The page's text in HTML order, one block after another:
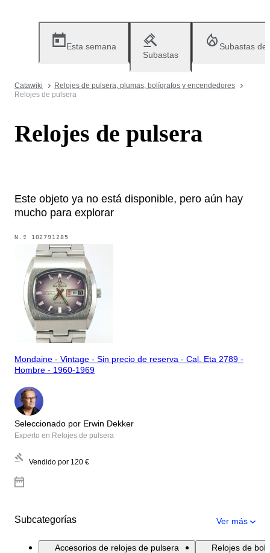
Esta semana
Subastas
Subastas
Catawiki
Relojes de pulsera, plumas, bolígrafos y encendedores
Relojes de pulsera
Relojes de pulsera
Este objeto ya no está disponible, pero aún hay
mucho para explorar
N.º 102791285
Mondaine - Vintage - Sin precio de reserva - Cal. Eta 2789 -
Hombre - 1960-1969
Seleccionado por Erwin Dekker
Experto en Relojes de pulsera
Vendido por 120 €
Subcategorías Ver más
Accesorios de relojes de pulsera Relojes de